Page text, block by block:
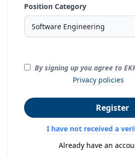
Position Category
By signing up you agree to
Privacy policies
Register
I have not received a
Already have an